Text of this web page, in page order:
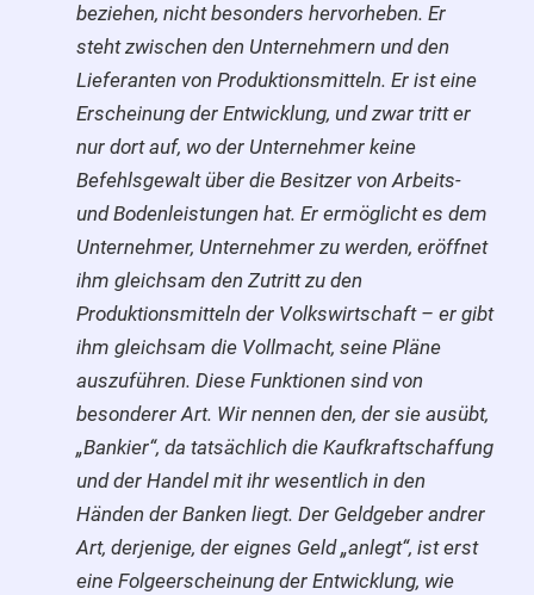
beziehen, nicht besonders hervorheben. Er
steht zwischen den Unternehmern und den
Lieferanten von Produktionsmitteln. Er ist eine
Erscheinung der Entwicklung, und zwar tritt er
nur dort auf, wo der Unternehmer keine
Befehlsgewalt über die Besitzer von Arbeits-
und Bodenleistungen hat. Er ermöglicht es dem
Unternehmer, Unternehmer zu werden, eröffnet
ihm gleichsam den Zutritt zu den
Produktionsmitteln der Volkswirtschaft – er gibt
ihm gleichsam die Vollmacht, seine Pläne
auszuführen. Diese Funktionen sind von
besonderer Art. Wir nennen den, der sie ausübt,
„Bankier“, da tatsächlich die Kaufkraftschaffung
und der Handel mit ihr wesentlich in den
Händen der Banken liegt. Der Geldgeber andrer
Art, derjenige, der eignes Geld „anlegt“, ist erst
eine Folgeerscheinung der Entwicklung, wie